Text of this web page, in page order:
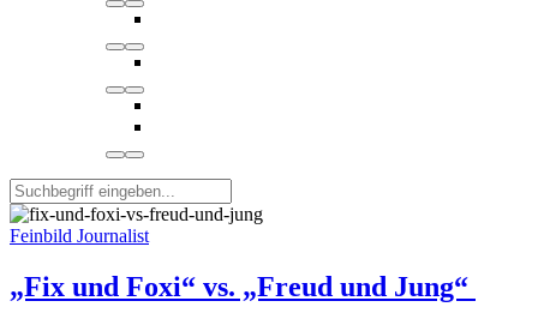
Feinbild Journalist
„Fix und Foxi“ vs. „Freud und Jung“